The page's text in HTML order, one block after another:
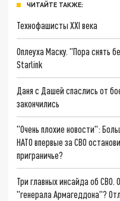
ЧИТАЙТЕ ТАКЖЕ:
Технофашисты XXI века
Оплеуха Маску. "Пора снять
Starlink
Даня с Дашей спаслись от
закончились
"Очень плохие новости":
НАТО впервые за СВО
приграничье?
Три главных инсайда об
"генерала Армагеддона"?